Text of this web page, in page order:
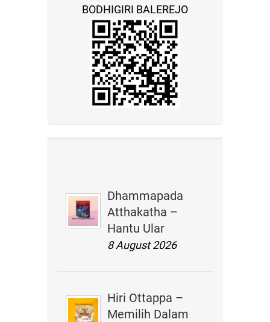
BODHIGIRI BALEREJO
Dhammapada
Atthakatha –
Hantu Ular
8 August 2026
Hiri Ottappa –
Memilih Dalam
REKOMENDASI
SANGHA
Pasal 1 :
Pasal 2 :
Surat Keputusan ini berlaku sejak tanggal
Ditetapkan di Vihara
MAHASANGHASABHA